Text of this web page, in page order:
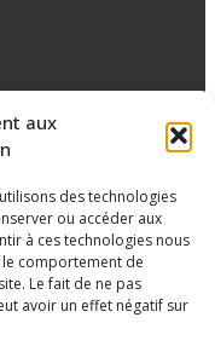
aux
des technologies
ou accéder aux
à ces technologies nous
comportement de
Le fait de ne pas
avoir un effet négatif sur